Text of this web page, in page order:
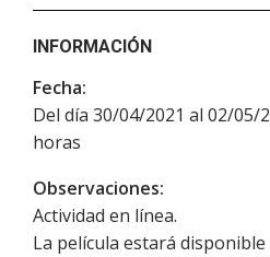
INFORMACIÓN
Fecha:
Del día 30/04/2021 al 02/05/
horas
Observaciones:
Actividad en línea.
La película estará